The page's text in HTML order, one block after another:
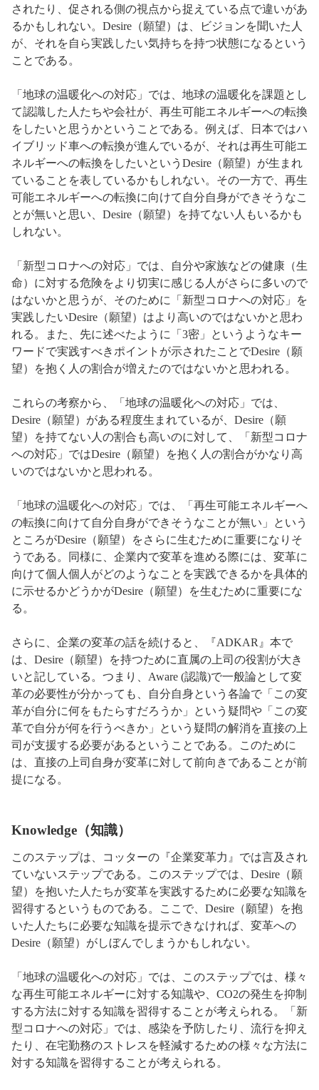
されたり、促される側の視点から捉えている点で違いがあ
るかもしれない。Desire（願望）は、ビジョンを聞いた人
が、それを自ら実践したい気持ちを持つ状態になるという
ことである。
「地球の温暖化への対応」では、地球の温暖化を課題とし
て認識した人たちや会社が、再生可能エネルギーへの転換
をしたいと思うかということである。例えば、日本ではハ
イブリッド車への転換が進んでいるが、それは再生可能エ
ネルギーへの転換をしたいというDesire（願望）が生まれ
ていることを表しているかもしれない。その一方で、再生
可能エネルギーへの転換に向けて自分自身ができそうなこ
とが無いと思い、Desire（願望）を持てない人もいるかも
しれない。
「新型コロナへの対応」では、自分や家族などの健康（生
命）に対する危険をより切実に感じる人がさらに多いので
はないかと思うが、そのために「新型コロナへの対応」を
実践したいDesire（願望）はより高いのではないかと思わ
れる。また、先に述べたように「3密」というようなキー
ワードで実践すべきポイントが示されたことでDesire（願
望）を抱く人の割合が増えたのではないかと思われる。
これらの考察から、「地球の温暖化への対応」では、
Desire（願望）がある程度生まれているが、Desire（願
望）を持てない人の割合も高いのに対して、「新型コロナ
への対応」ではDesire（願望）を抱く人の割合がかなり高
いのではないかと思われる。
「地球の温暖化への対応」では、「再生可能エネルギーへ
の転換に向けて自分自身ができそうなことが無い」という
ところがDesire（願望）をさらに生むために重要になりそ
うである。同様に、企業内で変革を進める際には、変革に
向けて個人個人がどのようなことを実践できるかを具体的
に示せるかどうかがDesire（願望）を生むために重要にな
る。
さらに、企業の変革の話を続けると、『ADKAR』本で
は、Desire（願望）を持つために直属の上司の役割が大き
いと記している。つまり、Aware (認識)で一般論として変
革の必要性が分かっても、自分自身という各論で「この変
革が自分に何をもたらすだろうか」という疑問や「この変
革で自分が何を行うべきか」という疑問の解消を直接の上
司が支援する必要があるということである。このために
は、直接の上司自身が変革に対して前向きであることが前
提になる。
Knowledge（知識）
このステップは、コッターの『企業変革力』では言及され
ていないステップである。このステップでは、Desire（願
望）を抱いた人たちが変革を実践するために必要な知識を
習得するというものである。ここで、Desire（願望）を抱
いた人たちに必要な知識を提示できなければ、変革への
Desire（願望）がしぼんでしまうかもしれない。
「地球の温暖化への対応」では、このステップでは、様々
な再生可能エネルギーに対する知識や、CO2の発生を抑制
する方法に対する知識を習得することが考えられる。「新
型コロナへの対応」では、感染を予防したり、流行を抑え
たり、在宅勤務のストレスを軽減するための様々な方法に
対する知識を習得することが考えられる。